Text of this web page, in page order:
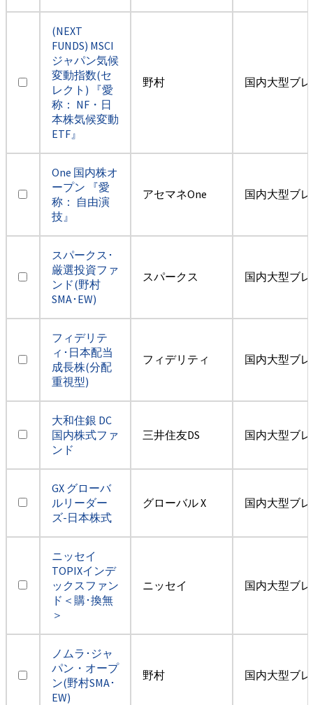
(NEXT
FUNDS) MSCI
ジャパン気候
変動指数(セ
レクト) 『愛
称： NF・日
本株気候変動
ETF』
野村 国内大型ブ
One 国内株オ
ープン 『愛
称： 自由演
技』
アセマネOne 国内大型ブ
スパークス･
厳選投資ファ
ンド(野村
SMA･EW)
スパークス 国内大型ブ
フィデリテ
ィ･日本配当
成長株(分配
重視型)
フィデリティ 国内大型ブ
大和住銀 DC
国内株式ファ
ンド
三井住友DS 国内大型ブ
GX グローバ
ルリーダー
ズ-日本株式
グローバル X 国内大型ブ
ニッセイ
TOPIXインデ
ックスファン
ド＜購･換無
＞
ニッセイ 国内大型ブ
ノムラ･ジャ
パン・オープ
ン(野村SMA･
EW)
野村 国内大型ブ